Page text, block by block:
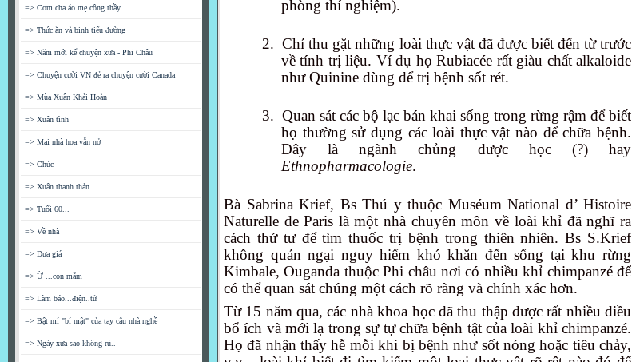
=> Cơm cha áo mẹ công thầy
=> Thức ăn và bịnh tiểu đường
=> Năm mới kể chuyện xưa - Phi Châu
=> Chuyện cười VN đẻ ra chuyện cười Canada
=> Mùa Xuân Khải Hoàn
=> Xuân tình
=> Mai nhà hoa vẫn nở
=> Chúc
=> Xuân thanh thản
=> Tuổi 60...
=> Về nhà
=> Dưa giá
=> Ừ ...con mắm
=> Làm báo...điện..tử
=> Bật mí "bí mật" của tay câu nhà nghề
=> Ngày xưa sao không rủ..
phòng thí nghiệm).
2. Chỉ thu gặt những loài thực vật đã được biết đến từ trước
về tính trị liệu. Ví dụ họ Rubiacée rất giàu chất alkaloide
như Quinine dùng để trị bệnh sốt rét.
3. Quan sát các bộ lạc bán khai sống trong rừng rậm để biết
họ thường sử dụng các loài thực vật nào để chữa bệnh.
Đây là ngành chủng dược học (?) hay
Ethnopharmacologie.
Bà Sabrina Krief, Bs Thú y thuộc Muséum National d’ Histoire
Naturelle de Paris là một nhà chuyên môn về loài khỉ đã nghĩ ra
cách thứ tư để tìm thuốc trị bệnh trong thiên nhiên.Bs S.Krief
không quản ngại nguy hiểm khó khăn đến sống tại khu rừng
Kimbale, Ouganda thuộc Phi châu nơi có nhiều khỉ chimpanzé để
có thể quan sát chúng một cách rõ ràng và chính xác hơn.
Từ 15 năm qua, các nhà khoa học đã thu thập được rất nhiều điều
bổ ích và mới lạ trong sự tự chữa bệnh tật của loài khỉ chimpanzé.
Họ đã nhận thấy hễ mỗi khi bị bệnh như sốt nóng hoặc tiêu chảy,